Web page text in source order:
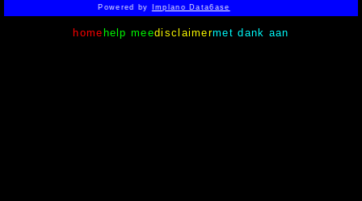
Powered by
Implano Data6ase
home help meedisclaimermet dank aan